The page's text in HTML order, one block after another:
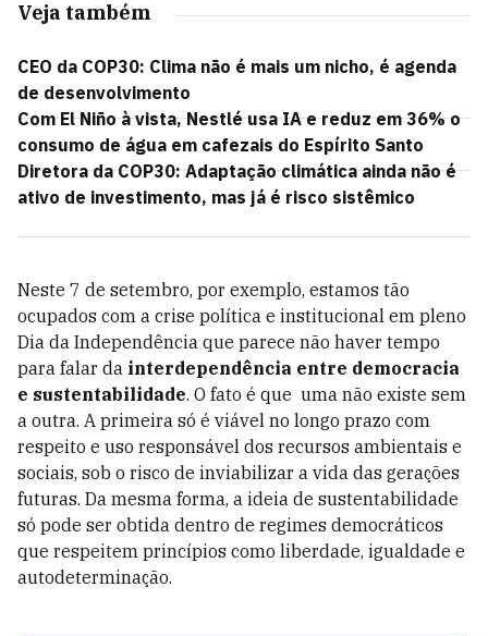
Veja também
CEO da COP30: Clima não é mais um nicho, é agenda
de desenvolvimento
Com El Niño à vista, Nestlé usa IA e reduz em 36% o
consumo de água em cafezais do Espírito Santo
Diretora da COP30: Adaptação climática ainda não é
ativo de investimento, mas já é risco sistêmico
Neste 7 de setembro, por exemplo, estamos tão
ocupados com a crise política e institucional em pleno
Dia da Independência que parece não haver tempo
para falar da interdependência entre democracia
e sustentabilidade. O fato é que uma não existe sem
a outra. A primeira só é viável no longo prazo com
respeito e uso responsável dos recursos ambientais e
sociais, sob o risco de inviabilizar a vida das gerações
futuras. Da mesma forma, a ideia de sustentabilidade
só pode ser obtida dentro de regimes democráticos
que respeitem princípios como liberdade, igualdade e
autodeterminação.